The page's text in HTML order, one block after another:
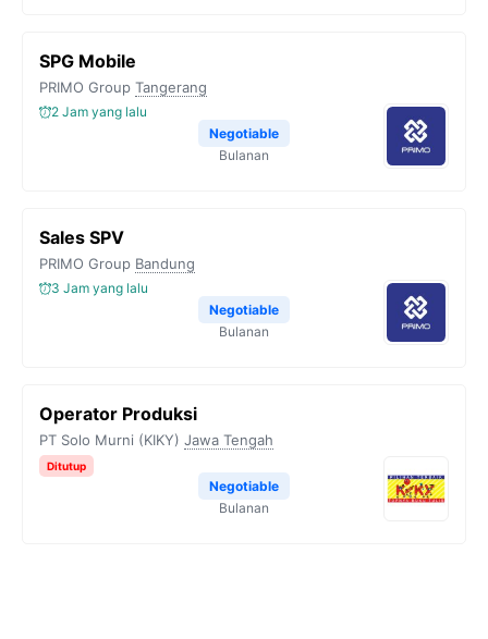
SPG Mobile
PRIMO Group Tangerang
2 Jam yang lalu
Negotiable
Bulanan
Sales SPV
PRIMO Group Bandung
3 Jam yang lalu
Negotiable
Bulanan
Operator Produksi
PT Solo Murni (KIKY) Jawa Tengah
Ditutup
Negotiable
Bulanan